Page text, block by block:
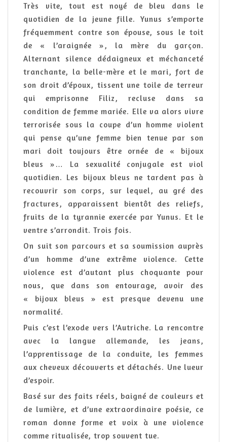
Très vite, tout est noyé de bleu dans le
quotidien de la jeune fille. Yunus s’emporte
fréquemment contre son épouse, sous le toit
de « l’araignée », la mère du garçon.
Alternant silence dédaigneux et méchanceté
tranchante, la belle-mère et le mari, fort de
son droit d’époux, tissent une toile de terreur
qui emprisonne Filiz, recluse dans sa
condition de femme mariée. Elle va alors vivre
terrorisée sous la coupe d’un homme violent
qui pense qu’une femme bien tenue par son
mari doit toujours être ornée de « bijoux
bleus »… La sexualité conjugale est viol
quotidien. Les bijoux bleus ne tardent pas à
recouvrir son corps, sur lequel, au gré des
fractures, apparaissent bientôt des reliefs,
fruits de la tyrannie exercée par Yunus. Et le
ventre s’arrondit. Trois fois.
On suit son parcours et sa soumission auprès
d’un homme d’une extrême violence. Cette
violence est d’autant plus choquante pour
nous, que dans son entourage, avoir des
« bijoux bleus » est presque devenu une
normalité.
Puis c’est l’exode vers l’Autriche. La rencontre
avec la langue allemande, les jeans,
l’apprentissage de la conduite, les femmes
aux cheveux découverts et détachés. Une lueur
d’espoir.
Basé sur des faits réels, baigné de couleurs et
de lumière, et d’une extraordinaire poésie, ce
roman donne forme et voix à une violence
comme ritualisée, trop souvent tue.